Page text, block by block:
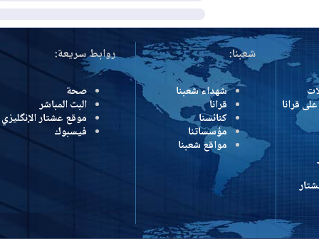
المزيد
شعبنا:
شهداء شعبنا
قرانا
كنائسنا
مؤسساتنا
مواقع شعبنا
روابط سريعة:
صحة
البث المباشر
موقع عشتار الإنگليزي
فيسبوك